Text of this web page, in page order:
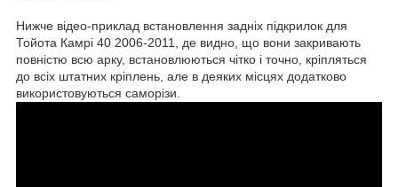
Нижче відео-приклад встановлення задніх підкрилок для
Тойота Камрі 40 2006-2011, де видно, що вони закривають
повністю всю арку, встановлюються чітко і точно, кріпляться
до всіх штатних кріплень, але в деяких місцях додатково
використовуються саморізи.